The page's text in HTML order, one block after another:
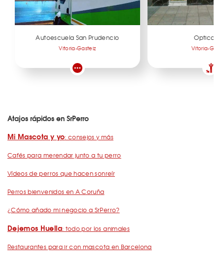
Autoescuela San Prudencio
Vitoria-Gasteiz
Optica
Vitoria-
Atajos rápidos en SrPerro
Mi Mascota y yo: consejos y más
Cafés para merendar junto a tu perro
Vídeos de perros que hacen sonreír
Perros bienvenidos en A Coruña
¿Cómo añado mi negocio a SrPerro?
Dejemos Huella: todo por los animales
Restaurantes para ir con mascota en Barcelona